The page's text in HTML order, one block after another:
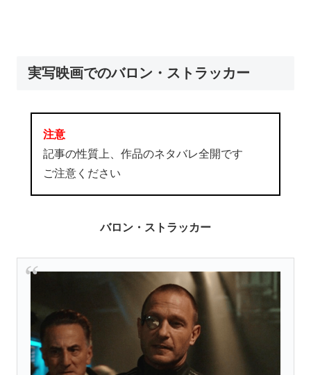
実写映画でのバロン・ストラッカー
注意
記事の性質上、作品のネタバレ全開です
ご注意ください
バロン・ストラッカー